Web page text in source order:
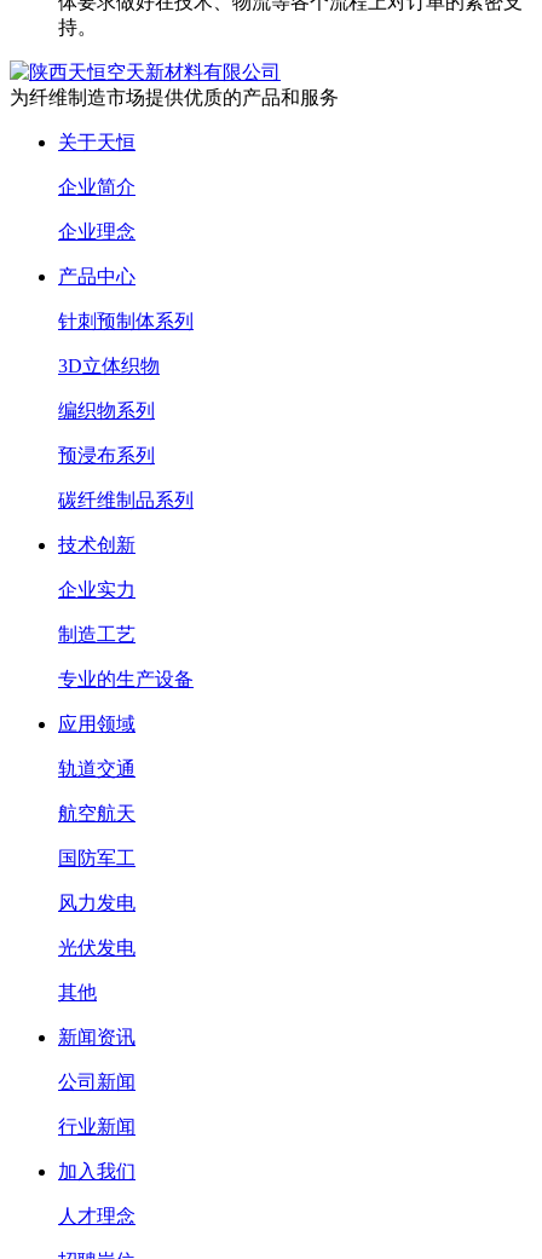
持。
为纤维制造市场提供优质的产品和服务
关于天恒
企业简介
企业理念
产品中心
针刺预制体系列
3D立体织物
编织物系列
预浸布系列
碳纤维制品系列
技术创新
企业实力
制造工艺
专业的生产设备
应用领域
轨道交通
航空航天
国防军工
风力发电
光伏发电
其他
新闻资讯
公司新闻
行业新闻
加入我们
人才理念